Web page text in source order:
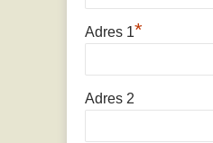
Adres 1*
Adres 2